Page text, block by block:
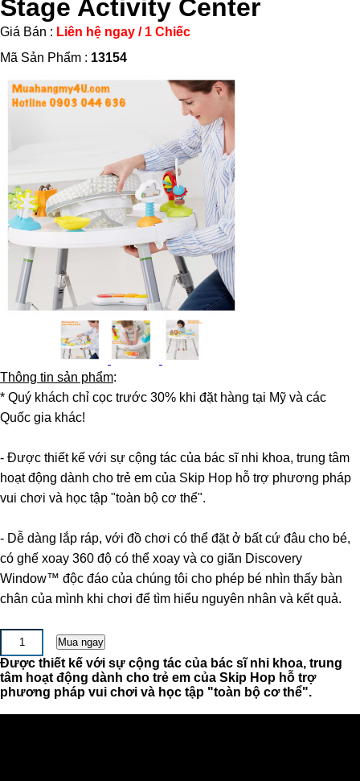
Stage Activity Center
Giá Bán : Liên hệ ngay / 1 Chiếc
Mã Sản Phẩm : 13154
Thông tin sản phẩm:
* Quý khách chỉ cọc trước 30% khi đặt hàng tại Mỹ và các
Quốc gia khác!
- Được thiết kế với sự cộng tác của bác sĩ nhi khoa, trung tâm
hoạt động dành cho trẻ em của Skip Hop hỗ trợ phương pháp
vui chơi và học tập "toàn bộ cơ thể".
- Dễ dàng lắp ráp, với đồ chơi có thể đặt ở bất cứ đâu cho bé,
có ghế xoay 360 độ có thể xoay và co giãn Discovery
Window™ độc đáo của chúng tôi cho phép bé nhìn thấy bàn
chân của mình khi chơi để tìm hiểu nguyên nhân và kết quả.
Được thiết kế với sự cộng tác của bác sĩ nhi khoa, trung
tâm hoạt động dành cho trẻ em của Skip Hop hỗ trợ
phương pháp vui chơi và học tập "toàn bộ cơ thể".